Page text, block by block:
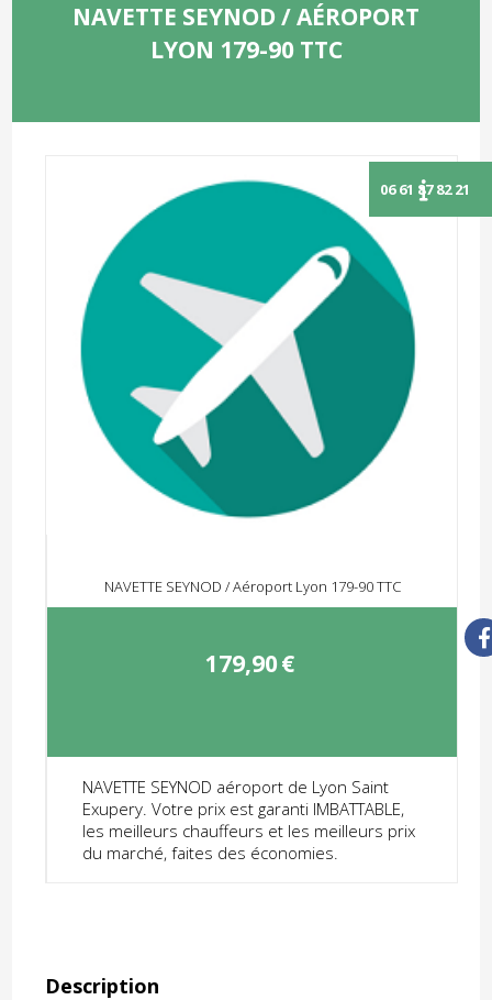
NAVETTE SEYNOD / AÉROPORT
LYON 179-90 TTC
NAVETTE SEYNOD / Aéroport Lyon 179-90 TTC
179,90€
NAVETTE SEYNOD aéroport de Lyon Saint
Exupery. Votre prix est garanti IMBATTABLE,
les meilleurs chauffeurs et les meilleurs prix
du marché, faites des économies.
Description